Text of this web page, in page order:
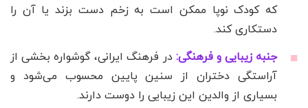
که کودک نوپا ممکن است به زخم دست بزند یا آن را
دستکاری کند.
جنبه زیبایی و فرهنگی: در فرهنگ ایرانی، گوشواره بخشی از
آراستگی دختران از سنین پایین محسوب می‌شود و
بسیاری از والدین این زیبایی را دوست دارند.